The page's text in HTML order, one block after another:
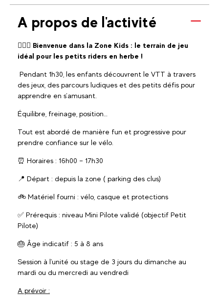
A propos de l'activité
🚵🏼‍♀️ Bienvenue dans la Zone Kids : le terrain de jeu
idéal pour les petits riders en herbe !
Pendant 1h30, les enfants découvrent le VTT à travers
des jeux, des parcours ludiques et des petits défis pour
apprendre en s’amusant.
Équilibre, freinage, position…
Tout est abordé de manière fun et progressive pour
prendre confiance sur le vélo.
⏰ Horaires : 16h00 – 17h30
📍 Départ : depuis la zone ( parking des clus)
🚲 Matériel fourni : vélo, casque et protections
✅ Prérequis : niveau Mini Pilote validé (objectif Petit
Pilote)
🎂 Âge indicatif : 5 à 8 ans
Session à l'unité ou stage de 3 jours du dimanche au
mardi ou du mercredi au vendredi
A prévoir :